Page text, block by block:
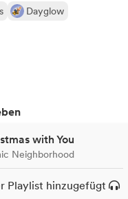
Dayglow
with You
Neighborhood
Playlist hinzugefügt